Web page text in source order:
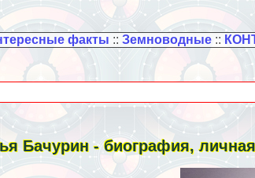
факты :: Земноводные::
Бачурин - биография,